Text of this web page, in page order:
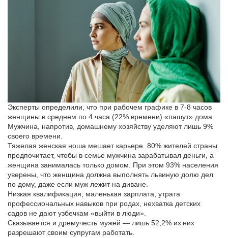
Эксперты определили, что при рабочем графике в 7-8 часов
женщины в среднем по 4 часа (22% времени) «пашут» дома.
Мужчина, напротив, домашнему хозяйству уделяют лишь 9%
своего времени.
Тяжелая женская ноша мешает карьере. 80% жителей страны
предпочитает, чтобы в семье мужчина зарабатывал деньги, а
женщина занималась только домом. При этом 93% населения
уверены, что женщина должна выполнять львиную долю дел
по дому, даже если муж лежит на диване.
Низкая квалификация, маленькая зарплата, утрата
профессиональных навыков при родах, нехватка детских
садов не дают узбечкам «выйти в люди».
Сказывается и дремучесть мужей — лишь 52,2% из них
разрешают своим супругам работать.